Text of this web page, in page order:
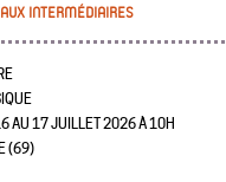
INTERMÉDIAIRES
AU 17 JUILLET 2026 À 10H
(69)